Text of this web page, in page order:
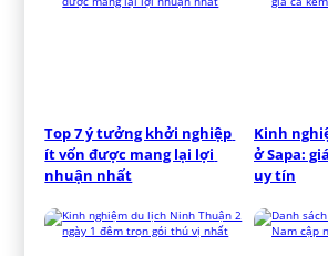
Top 7 ý tưởng khởi nghiệp
ít vốn được mang lại lợi
nhuận nhất
Kinh
ở Sapa:
uy tín